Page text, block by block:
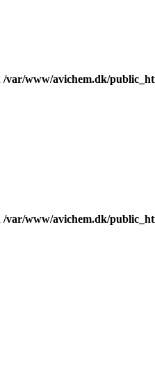
/var/www/avichem.dk/
/var/www/avichem.dk/